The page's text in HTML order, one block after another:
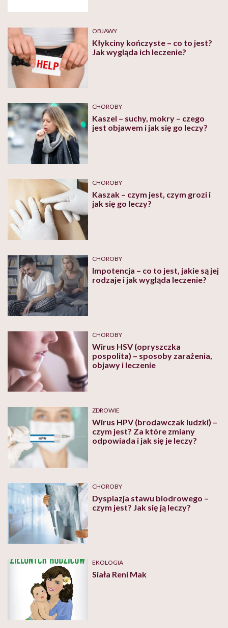
OBJAWY
Kłykciny kończyste – co to jest?
Jak wygląda ich leczenie?
CHOROBY
Kaszel – suchy, mokry – czego
jest objawem i jak się go leczy?
CHOROBY
Kaszak – czym jest, czym grozi i
jak się go leczy?
CHOROBY
Impotencja – co to jest, jakie są jej
rodzaje i jak wygląda leczenie?
CHOROBY
Wirus HSV (opryszczka
pospolita) – sposoby zarażenia,
objawy i leczenie
ZDROWIE
Wirus HPV (brodawczak ludzki) –
czym jest? Za które zmiany
odpowiada i jak się je leczy?
CHOROBY
Dysplazja stawu biodrowego –
czym jest? Jak się ją leczy?
EKOLOGIA
Siała Reni Mak